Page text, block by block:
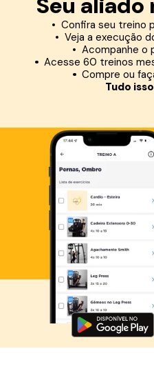
Confira seu treino
Veja a execução
Acompanhe o
Acesse 60 treinos
Compre ou
Tudo
Baixe agora